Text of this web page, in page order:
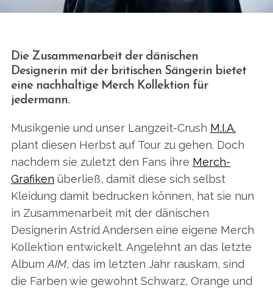
Die Zusammenarbeit der dänischen
Designerin mit der britischen Sängerin bietet
eine nachhaltige Merch Kollektion für
jedermann.
Musikgenie und unser Langzeit-Crush M.I.A.
plant diesen Herbst auf Tour zu gehen. Doch
nachdem sie zuletzt den Fans ihre Merch-
Grafiken überließ, damit diese sich selbst
Kleidung damit bedrucken können, hat sie nun
in Zusammenarbeit mit der dänischen
Designerin Astrid Andersen eine eigene Merch
Kollektion entwickelt. Angelehnt an das letzte
Album AIM, das im letzten Jahr rauskam, sind
die Farben wie gewohnt Schwarz, Orange und